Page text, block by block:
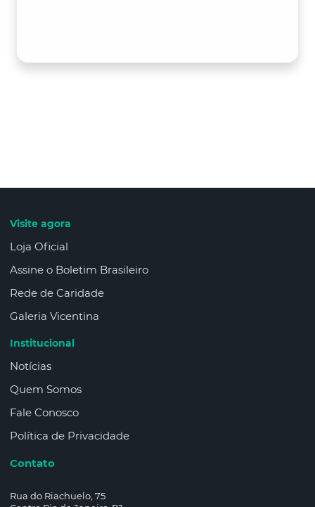
Visite agora
Loja Oficial
Assine o Boletim Brasileiro
Rede de Caridade
Galeria Vicentina
Institucional
Notícias
Quem Somos
Fale Conosco
Política de Privacidade
Contato
Rua do Riachuelo, 75